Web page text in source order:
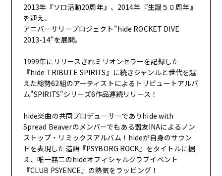
OTHER TAKES
FC MOVIE
STAFF BLOG
WALLPAPER
ARCHIVE
2013年『ソロ活動20周年』、2014年『生誕５０周年』
を迎え、
アニバーサリープロジェクト"hide ROCKET DIVE
2013-14"を展開。
1999年にリリースされミリオンセラーを記録した
『hide TRIBUTE SPIRITS』に続きジャンルと世代を越
えた総勢62組のアーティストによるトリビュートアルバ
ム"SPIRITS"シリーズ6作品連続リリース！
hide楽曲の共同プロデューサーでありhide with
Spread Beaverのメンバーでもある盟友INAによるノン
ストップ・リミックスアルバム！hideが自身のサウン
ドを表現した造語『PSYBORG ROCK』をタイトルに据
え、唯一無二のhideオフィシャルクラブイベント
『CLUB PSYENCE』の熱気をラッピング！